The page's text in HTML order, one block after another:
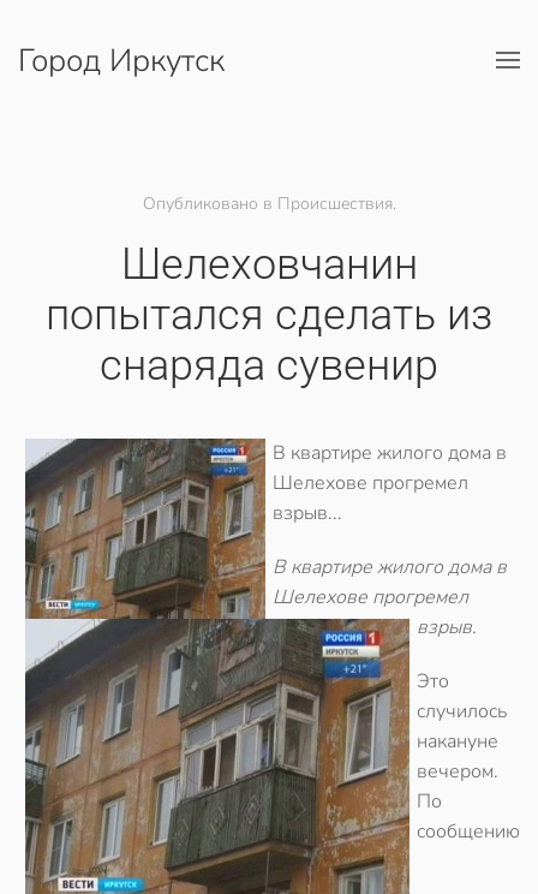
Перейти к содержимому
Город Иркутск
Опубликовано в Происшествия.
Шелеховчанин
попытался сделать из
снаряда сувенир
В квартире жилого дома в
Шелехове прогремел
взрыв...
В квартире жилого дома в
Шелехове прогремел
взрыв.
Это
случилось
накануне
вечером.
По
сообщению